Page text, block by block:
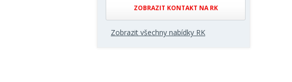
ZOBRAZIT KONTAKT NA RK
Zobrazit všechny nabídky RK